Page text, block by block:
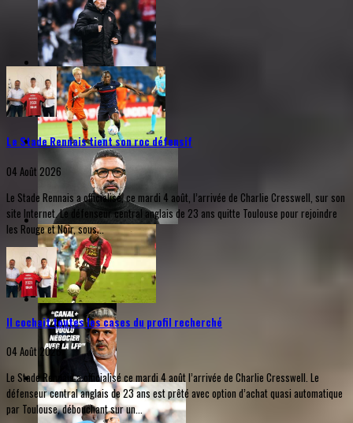
Le Stade Rennais tient son roc défensif
04 Août 2026
Le Stade Rennais a officialisé, ce mardi 4 août, l’arrivée de Charlie Cresswell, sur son
site Internet. Le défenseur central anglais de 23 ans quitte Toulouse pour rejoindre
les Rouge et Noir, sous...
Il cochait toutes les cases du profil recherché
04 Août 2026
Le Stade Rennais a officialisé ce mardi 4 août l’arrivée de Charlie Cresswell. Le
défenseur central anglais de 23 ans est prêté avec option d’achat quasi automatique
par Toulouse, débouchant sur un...